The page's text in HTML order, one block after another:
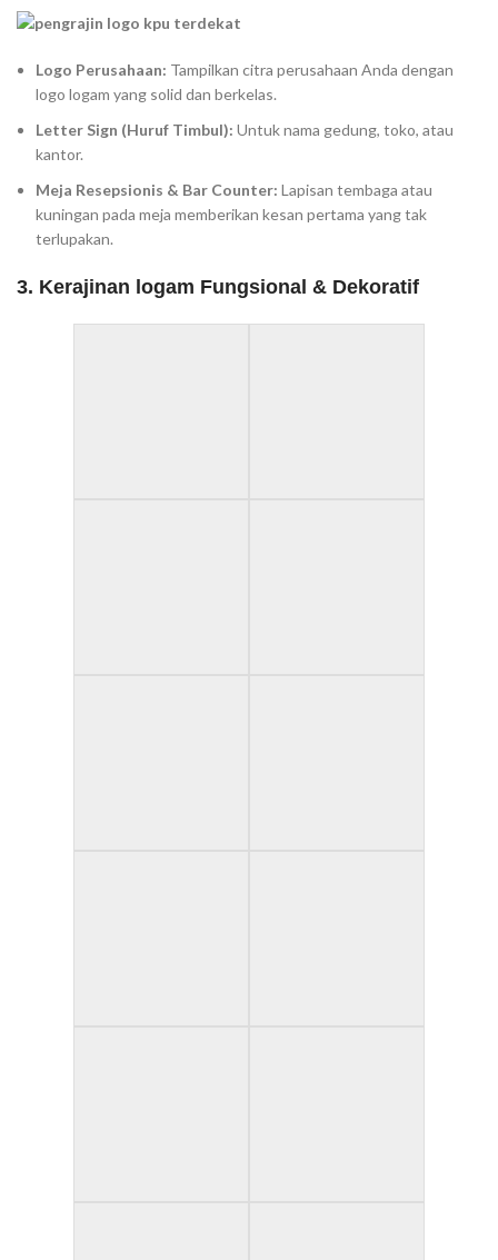
Logo Perusahaan: Tampilkan citra perusahaan Anda dengan
logo logam yang solid dan berkelas.
Letter Sign (Huruf Timbul): Untuk nama gedung, toko, atau
kantor.
Meja Resepsionis & Bar Counter: Lapisan tembaga atau
kuningan pada meja memberikan kesan pertama yang tak
terlupakan.
3. Kerajinan logam Fungsional & Dekoratif